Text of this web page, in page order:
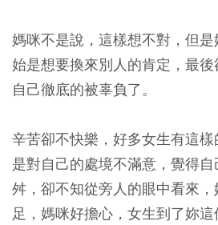
媽咪不是說，這樣想不對，但
始是想要換來別人的肯定，最
自己徹底的被辜負了。
辛苦卻不快樂，好多女生有這
是對自己的處境不滿意，覺得
舛，卻不知從旁人的眼中看來
足，媽咪好擔心，女生到了妳